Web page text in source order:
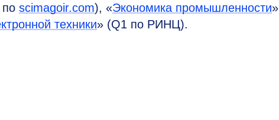
scimagoir.com), «Экономика промышленности»
техники» (Q1 по РИНЦ).